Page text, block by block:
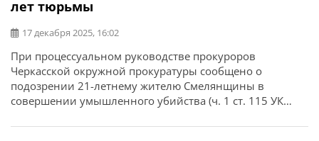
лет тюрьмы
17 декабря 2025, 16:02
При процессуальном руководстве прокуроров
Черкасской окружной прокуратуры сообщено о
подозрении 21-летнему жителю Смелянщины в
совершении умышленного убийства (ч. 1 ст. 115 УК
прокуратура. По данным следствия, в ночь на 11